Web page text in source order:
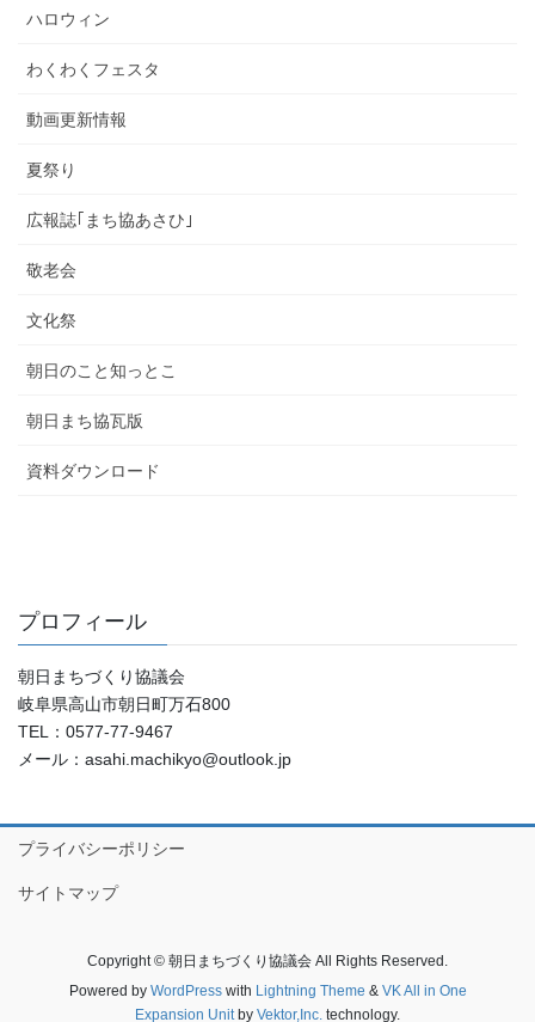
ハロウィン
わくわくフェスタ
動画更新情報
夏祭り
広報誌｢まち協あさひ｣
敬老会
文化祭
朝日のこと知っとこ
朝日まち協瓦版
資料ダウンロード
プロフィール
朝日まちづくり協議会
岐阜県高山市朝日町万石800
TEL：0577-77-9467
メール：asahi.machikyo@outlook.jp
プライバシーポリシー
サイトマップ
Copyright © 朝日まちづくり協議会 All Rights Reserved.
Powered by WordPresswith Lightning Theme & VK All in One
Expansion Unit by Vektor,Inc. technology.